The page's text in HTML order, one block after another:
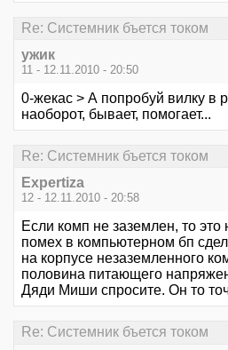
Re: Системник бъется током
ужик
11 - 12.11.2010 - 20:50
0-жекас > А попробуй вилку в
наоборот, бывает, помогает...
Re: Системник бъется током
Expertiza
12 - 12.11.2010 - 20:58
Если комп не заземлен, то
помех в компьютерном бп
на корпусе незаземленного
половина питающего
Дяди Миши спросите. Он то
Re: Системник бъется током